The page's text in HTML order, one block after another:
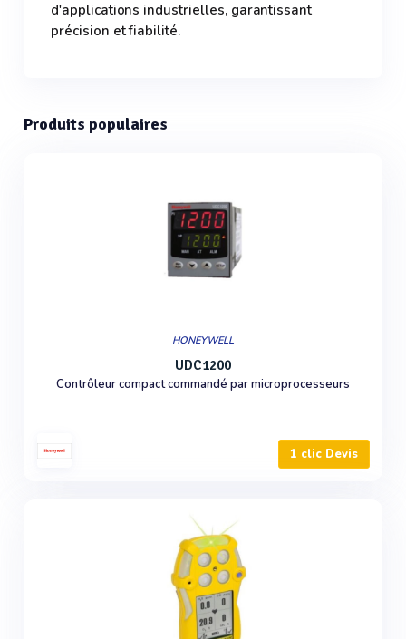
d'applications industrielles, garantissant
précision et fiabilité.
Produits populaires
HONEYWELL
UDC1200
Contrôleur compact commandé par microprocesseurs
1 clic Devis